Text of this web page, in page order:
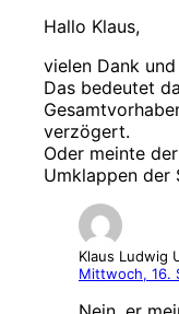
Hallo Klaus,
vielen Dank
Das bedeutet
verzögert.
Oder meinte
Umklappen der
Klaus Ludwig
Mittwoch, 16.